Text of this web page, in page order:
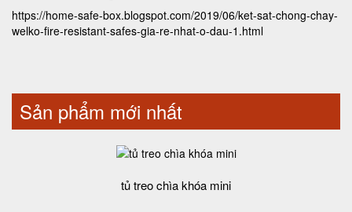
https://home-safe-box.blogspot.com/2019/06/ket-sat-chong-chay-
welko-fire-resistant-safes-gia-re-nhat-o-dau-1.html
Sản phẩm mới nhất
tủ treo chìa khóa mini